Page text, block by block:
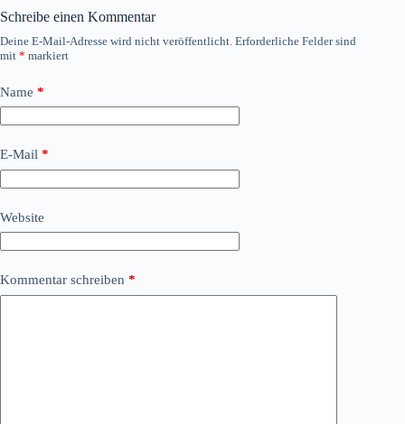
Schreibe einen Kommentar
Deine E-Mail-Adresse wird nicht veröffentlicht. Erforderliche Felder sind
mit * markiert
Name *
E-Mail *
Website
Kommentar schreiben *